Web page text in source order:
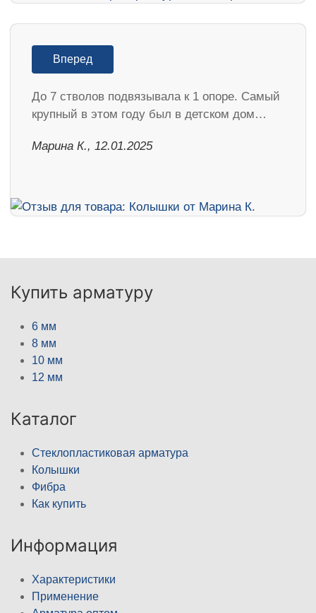
Вперед
До 7 стволов подвязывала к 1 опоре. Самый
крупный в этом году был в детском дом…
Марина К., 12.01.2025
Купить арматуру
6 мм
8 мм
10 мм
12 мм
Каталог
Стеклопластиковая арматура
Колышки
Фибра
Как купить
Информация
Характеристики
Применение